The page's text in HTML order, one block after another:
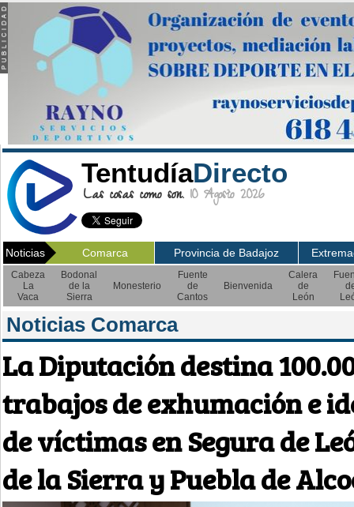
TentudíaDirecto
Las cosas como son. 10 Agosto 2026
Noticias Comarca Provincia de Badajoz
Cabeza
La
Vaca
Bodonal
de la
Sierra
Monesterio
Fuente
de
Cantos
Bienvenida
Calera
de
León
Noticias Comarca
La Diputación destina
trabajos de exhumación e
de víctimas en Segura de
de la Sierra y Puebla de